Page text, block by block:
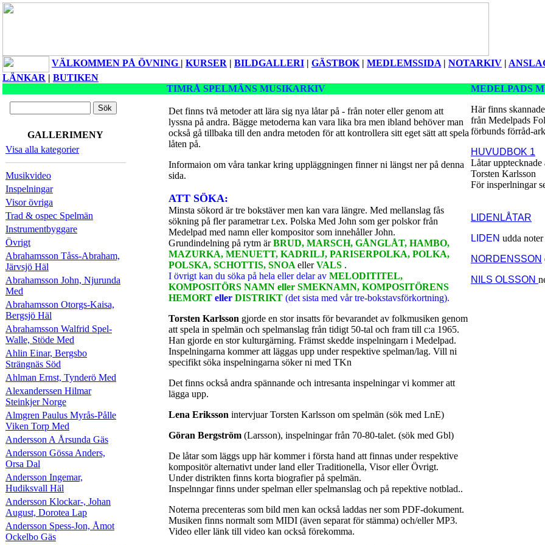
VÄLKOMMEN PÅ ÖVNING | KURSER | BILDGALLERI | GÄSTBOK | MEDLEMSSIDA | NOTARKIV |
LÄNKAR | BUTIKEN
TIMRÅ SPELMÄNS MUSIKARKIV
MEDELPADS
GALLERIMENY
Visa alla kategorier
Musikvideo
Inspelningar
Visor övriga
Trad & ospec Spelmän
Instrumentbyggare
Övrigt
Abrahamsson Tåss-Abraham,
Järvsjö Häl
Abrahamsson John, Njurunda
Med
Abrahamsson Otorgs-Kaisa,
Bergsjö Häl
Abrahamsson Walfrid Spel-
Walle, Stöde Med
Ahlin Einar, Bergsbo
Strängnäs Söd
Ahlman Ernst, Tynderö Med
Alexanderssen Hilmar
Steinkjer Norge
Almgren Paulus Myrås-Pålle
Viken Torp Med
Andersson A Årsunda Gäs
Andersson Gössa Anders,
Orsa Dal
Andersson Ingemar,
Hudiksvall Häl
Andersson Klockar-, Johan
August, Dorotea Lap
Andersson Spess-Jon, Åmot
Ockelbo Gäs
Det finns två metoder att lära sig nya låtar på - från noter eller genom att
lyssna på andra. Bägge metoderna kan vara lika bra men ibland behöver man
också gå tillbaka till den andra metoden för att kontrollera sitt eget sätt att spela
låten på.
Informaion om våra tankar kring uppläggningen finner ni längst ner på denna
sida.
ATT SÖKA:
Minsta sökord är tre bokstäver men kan vara längre. Med mellanslag fås
sökning på fler parametrar t.ex. Polska Med John som ger polskor från
Medelpad med namn eller kompositor som innehåller John.
Grundindelning på rytm ärBRUD, MARSCH, GÅNGLÅT, HAMBO,
MAZURKA, MENUETT, KADRILJ, PARISERPOLKA, POLKA,
POLSKA, SCHOTTIS, SNOA ellerVALS .
I övrigt kan du söka på hela eller delar av MELODITITEL,
KOMPOSITÖRS NAMN eller SMEKNAMN, KOMPOSITÖRENS
HEMORT eller DISTRIKT (det sista med vår tre-bokstavsförkortning).
Torsten Karlsson gjorde en stor insatts för bevarandet av folkmusiken genom
att spela in spelmän och spelmanslag från tidigt 50-tal och fram till c:a 1965.
Han gjorde en stor kulturgärning. Främst skedde inspelningarn i Medelpad.
Inspelningarna kommer att läggas upp under respektive spelman/lag. Vill ni
specifikt söka inspelningarna söker ni med TKn
Det finns också andra spännande och intresanta inspelningar vi kommer att
lägga upp.
Lena Eriksson intervjuar Torsten Karlsson om spelmän (sök med LnE)
Göran Bergström (Larsson), inspelningar från 70-80-talet. (sök med Gbl)
De låtar som läggs upp här kommer i första hand att finnas under respektive
kompositör alternativt under land eller Traditionella, Visor eller Övrigt.
Under distrikten finns korta biografier på spelmän.
Inspelnngar finns under spelman eller spelmanslag och på repektive notblad..
Noterna precenteras som bild men kan också laddas ner som PDF-dokument.
Musiken finns normalt som MIDI (även separat för stämma) och/eller MP3.
Video eller länk till video kan också förekomma.
Här finns
från Medelpads
förbunds förråd-
HUVUDBOK 1
Låtar upptecknade
Torsten Karlsson
För insperlningar
LIDENLÅTAR
LIDEN udda noter
NORDENSSON
NILS OLSSON